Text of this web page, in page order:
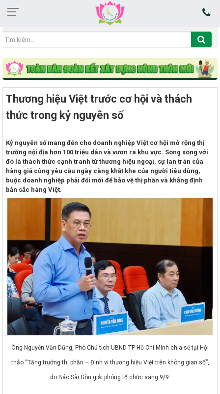
22:02:34 07/08/2026
Thương hiệu Việt trước cơ hội và thách
thức trong kỷ nguyên số
Kỷ nguyên số mang đến cho doanh nghiệp Việt cơ hội mở rộng thị
trường nội địa hơn 100 triệu dân và vươn ra khu vực. Song song với
đó là thách thức cạnh tranh từ thương hiệu ngoại, sự lan tràn của
hàng giả cùng yêu cầu ngày càng khắt khe của người tiêu dùng,
buộc doanh nghiệp phải đổi mới để bảo vệ thị phần và khẳng định
bản sắc hàng Việt.
Ông Nguyễn Văn Dũng, Phó Chủ tịch UBND TP Hồ Chí Minh chia sẻ tại Hội
thảo “Tăng trưởng thị phần – Định vị thương hiệu Việt trên không gian số”,
do Báo Sài Gòn giải phóng tổ chức sáng 9/9.